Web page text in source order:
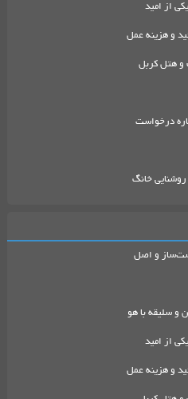
از امید
و هزینه عمل
و هتل کربل
درخواست
و اصل
و سلیقه با هو
از امید
و هزینه عمل